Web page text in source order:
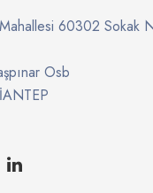
60302 Sokak
Osb